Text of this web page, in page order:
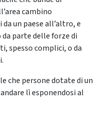
cambino
un paese all’altro, e
parte delle forze di
spesso complici, o da
che persone dotate di un
lì esponendosi al